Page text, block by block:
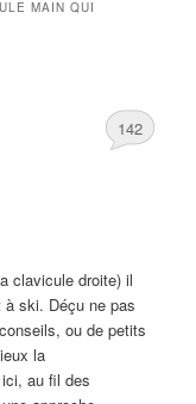
MAIN QUI
142
clavicule droite) il
à ski. Déçu ne pas
ou de petits
la
au fil des